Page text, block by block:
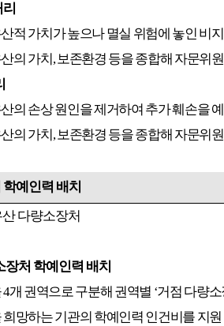
적 가치가 높으나 멸실 위험에 놓인 비
의 가치,보존환경 등을 종합해 자문위
의 손상 원인을 제거하여 추가 훼손을
의 가치,보존환경 등을 종합해 자문위
예인력 배치
다량소장처
장처 학예인력 배치
4개 권역으로 구분해 권역별 ‘거점 다량
희망하는 기관의 학예인력 인건비를 지원